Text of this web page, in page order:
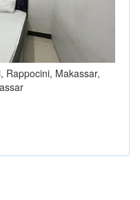
Rappocini, Makassar,